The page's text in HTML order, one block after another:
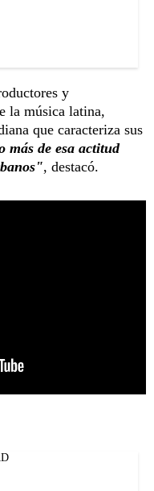
y
la música latina,
que caracteriza sus
más de esa actitud
, destacó.